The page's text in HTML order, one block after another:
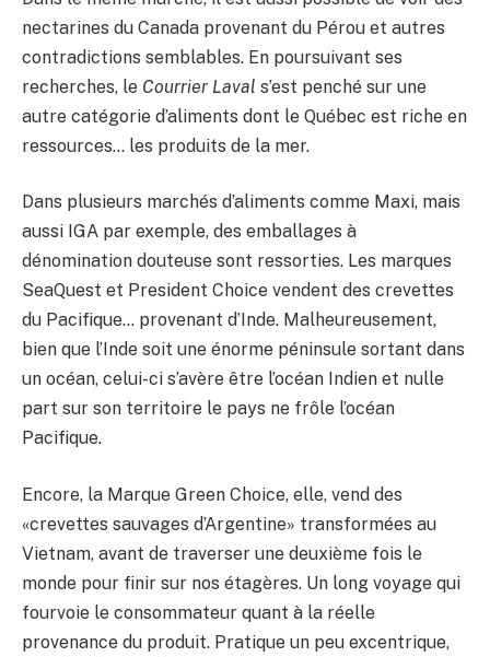
nectarines du Canada provenant du Pérou et autres
contradictions semblables. En poursuivant ses
recherches, le Courrier Laval s’est penché sur une
autre catégorie d’aliments dont le Québec est riche en
ressources… les produits de la mer.
Dans plusieurs marchés d’aliments comme Maxi, mais
aussi IGA par exemple, des emballages à
dénomination douteuse sont ressorties. Les marques
SeaQuest et President Choice vendent des crevettes
du Pacifique… provenant d’Inde. Malheureusement,
bien que l’Inde soit une énorme péninsule sortant dans
un océan, celui-ci s’avère être l’océan Indien et nulle
part sur son territoire le pays ne frôle l’océan
Pacifique.
Encore, la Marque Green Choice, elle, vend des
«crevettes sauvages d’Argentine» transformées au
Vietnam, avant de traverser une deuxième fois le
monde pour finir sur nos étagères. Un long voyage qui
fourvoie le consommateur quant à la réelle
provenance du produit. Pratique un peu excentrique,